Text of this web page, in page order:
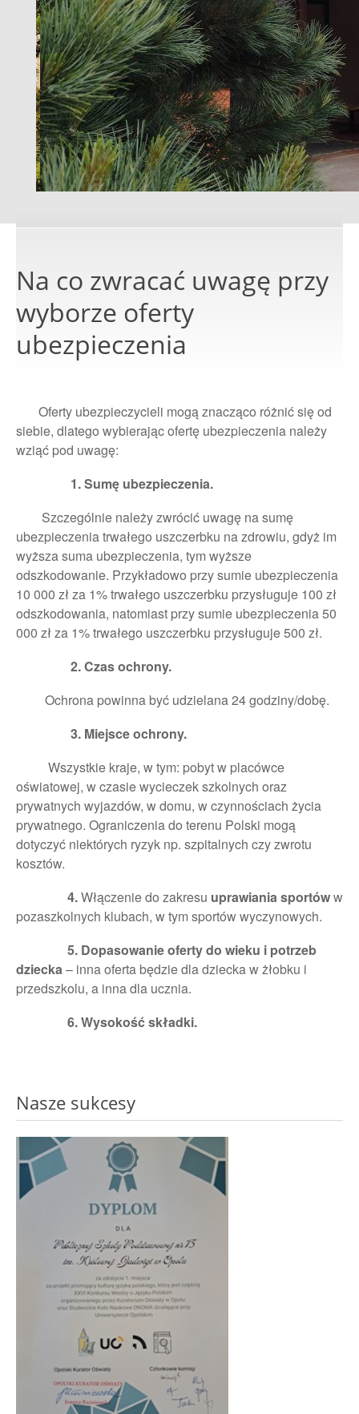
Na co zwracać uwagę przy
wyborze oferty
ubezpieczenia
Oferty ubezpieczycieli mogą znacząco różnić się od
siebie, dlatego wybierając ofertę ubezpieczenia należy
wziąć pod uwagę:
1. Sumę ubezpieczenia.
Szczególnie należy zwrócić uwagę na sumę
ubezpieczenia trwałego uszczerbku na zdrowiu, gdyż im
wyższa suma ubezpieczenia, tym wyższe
odszkodowanie. Przykładowo przy sumie ubezpieczenia
10 000 zł za 1% trwałego uszczerbku przysługuje 100 zł
odszkodowania, natomiast przy sumie ubezpieczenia 50
000 zł za 1% trwałego uszczerbku przysługuje 500 zł.
2. Czas ochrony.
Ochrona powinna być udzielana 24 godziny/dobę.
3. Miejsce ochrony.
Wszystkie kraje, w tym: pobyt w placówce
oświatowej, w czasie wycieczek szkolnych oraz
prywatnych wyjazdów, w domu, w czynnościach życia
prywatnego. Ograniczenia do terenu Polski mogą
dotyczyć niektórych ryzyk np. szpitalnych czy zwrotu
kosztów.
4.Włączenie do zakresu uprawiania sportóww
pozaszkolnych klubach, w tym sportów wyczynowych.
5. Dopasowanie oferty do wieku i potrzeb
dziecka – inna oferta będzie dla dziecka w żłobku i
przedszkolu, a inna dla ucznia.
6. Wysokość składki.
Nasze sukcesy